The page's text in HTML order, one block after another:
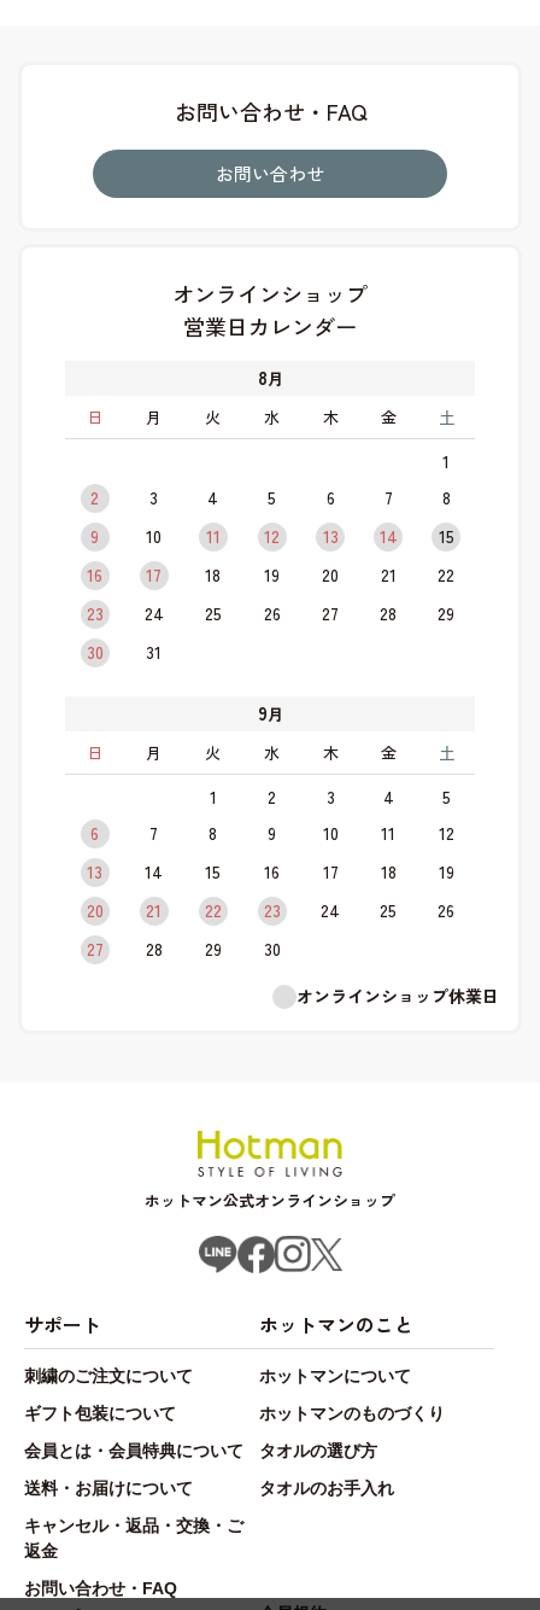
お問い合わせ・FAQ
お問い合わせ
オンラインショップ
営業日カレンダー
8月
日
月 火 水 木 金 土
1
2
3 4 5 6 7
8
9
10 11 12 13 14
15
16
17 18 19 20 21
22
23
24 25 26 27 28
29
30
31
9月
日
月 火 水 木 金 土
1 2 3 4
5
6
7 8 9 10 11
12
13
14 15 16 17 18
19
20
21 22 23 24 25
26
27
28 29
30
オンラインショップ休業日
ホットマン公式オンラインショップ
サポート
刺繍のご注文について
ギフト包装について
会員とは・会員特典について
送料・お届けについて
キャンセル・返品・交換・ご
返金
お問い合わせ・FAQ
ホットマンのこと
ホットマンについて
ホットマンのものづくり
タオルの選び方
タオルのお手入れ